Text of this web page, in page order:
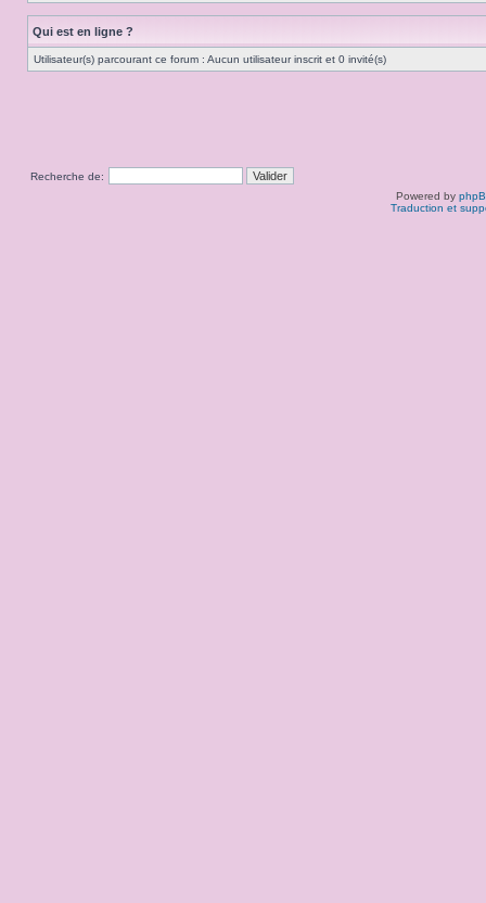
Qui est en ligne ?
Utilisateur(s) parcourant ce forum : Aucun utilisateur inscrit et 0 invité(s)
Recherche de:
Powered by
Traduction et